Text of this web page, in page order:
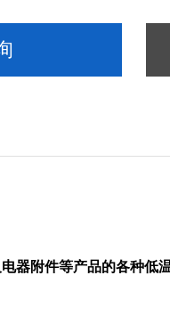
器附件等产品的各种低